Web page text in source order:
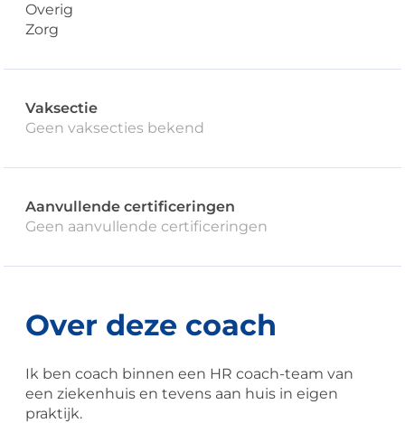
Overig
Zorg
Vaksectie
Geen vaksecties bekend
Aanvullende certificeringen
Geen aanvullende certificeringen
Over deze coach
Ik ben coach binnen een HR coach-team van
een ziekenhuis en tevens aan huis in eigen
praktijk.